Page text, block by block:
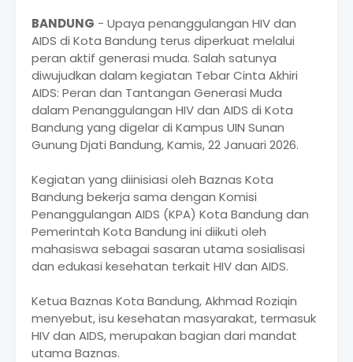
BANDUNG - Upaya penanggulangan HIV dan
AIDS di Kota Bandung terus diperkuat melalui
peran aktif generasi muda. Salah satunya
diwujudkan dalam kegiatan Tebar Cinta Akhiri
AIDS: Peran dan Tantangan Generasi Muda
dalam Penanggulangan HIV dan AIDS di Kota
Bandung yang digelar di Kampus UIN Sunan
Gunung Djati Bandung, Kamis, 22 Januari 2026.
Kegiatan yang diinisiasi oleh Baznas Kota
Bandung bekerja sama dengan Komisi
Penanggulangan AIDS (KPA) Kota Bandung dan
Pemerintah Kota Bandung ini diikuti oleh
mahasiswa sebagai sasaran utama sosialisasi
dan edukasi kesehatan terkait HIV dan AIDS.
Ketua Baznas Kota Bandung, Akhmad Roziqin
menyebut, isu kesehatan masyarakat, termasuk
HIV dan AIDS, merupakan bagian dari mandat
utama Baznas.